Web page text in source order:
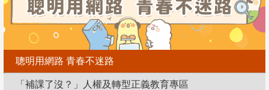
聰明用網路 青春不迷路
「補課了沒？」人權及轉型正義教育專區